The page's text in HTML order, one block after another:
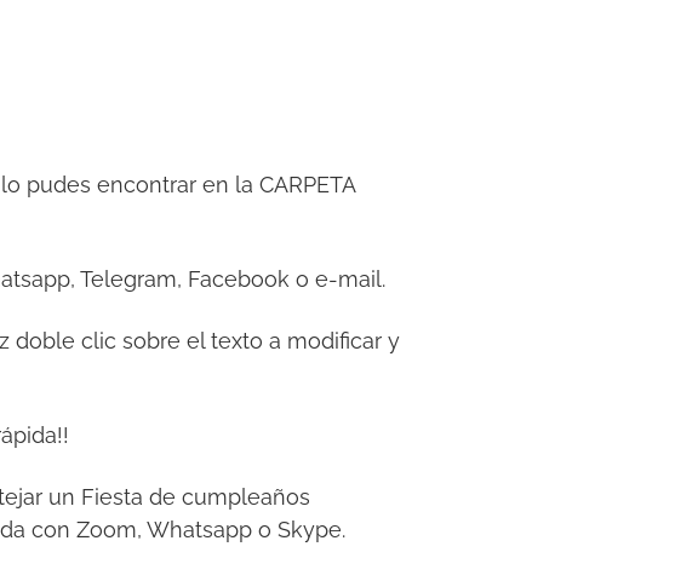
pudes encontrar en la CARPETA
Telegram, Facebook o e-mail.
doble clic sobre el texto a modificar y
un Fiesta de cumpleaños
con Zoom, Whatsapp o Skype.